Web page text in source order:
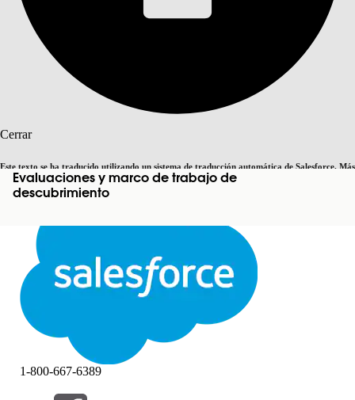
Cerrar
Este texto se ha traducido utilizando un sistema de traducción automática de Salesforce. Más
informaciónaquí . Cambiar a inglés Ahora no
Cerrar Cerrar
Evaluaciones y marco de trabajo de
descubrimiento
Índice de materias
Buscar
1-800-667-6389